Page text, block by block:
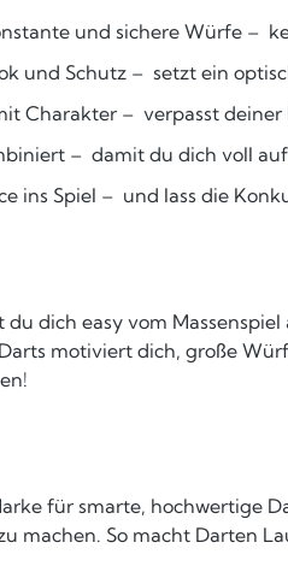
und sichere Würfe –
und Schutz – setzt ein
Charakter – verpasst deiner
– damit du dich voll
ins Spiel – und lass die
dich easy vom
motiviert dich, große
für smarte, hochwertige
machen. So macht Darten